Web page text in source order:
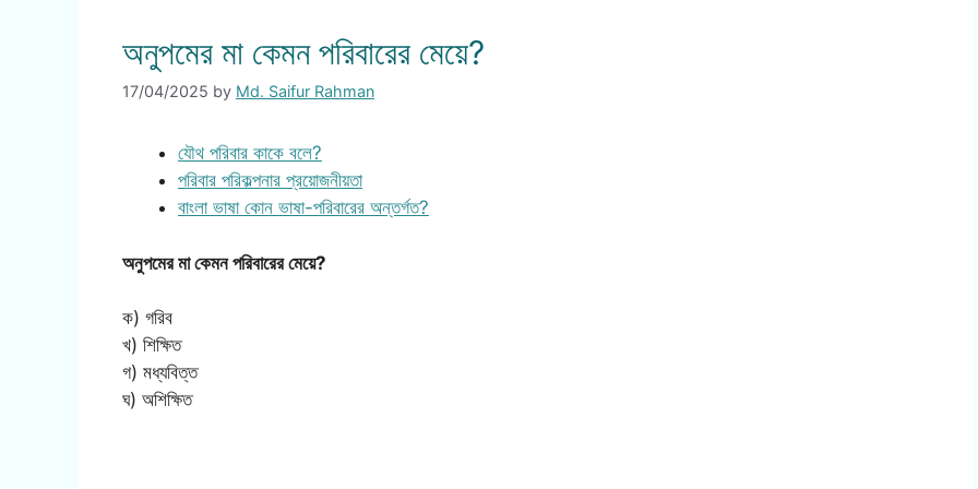
অনুপমের মা কেমন পরিবারের মেয়ে?
17/04/2025 by Md. Saifur Rahman
যৌথ পরিবার কাকে বলে?
পরিবার পরিকল্পনার প্রয়োজনীয়তা
বাংলা ভাষা কোন ভাষা-পরিবারের অন্তর্গত?
অনুপমের মা কেমন পরিবারের মেয়ে?
ক) গরিব
খ) শিক্ষিত
গ) মধ্যবিত্ত
ঘ) অশিক্ষিত